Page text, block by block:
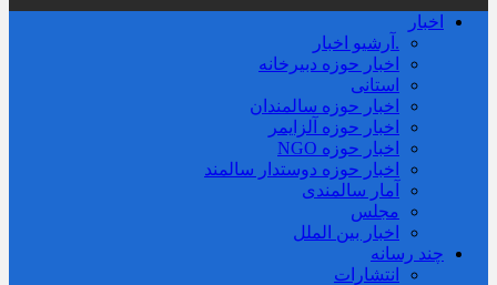
اخبار
.آرشیو اخبار
اخبار حوزه دبیرخانه
استانی
اخبار حوزه سالمندان
اخبار حوزه آلزايمر
اخبار حوزه NGO
اخبار حوزه دوستدار سالمند
آمار سالمندی
مجلس
اخبار بین الملل
چند رسانه
انتشارات